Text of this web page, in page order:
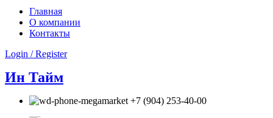
Главная
О компании
Контакты
Login / Register
Ин Тайм
+7 (904) 253-40-00